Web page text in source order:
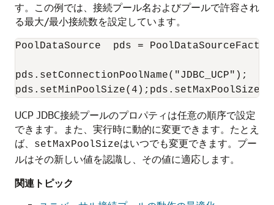
す。この例では、接続プール名およびプールで許容され
る最大/最小接続数を設定しています。
PoolDataSource  pds =
pds.setConnectionPoolName("JDBC_UCP");
UCP JDBC接続プールのプロパティは任意の順序で設定
できます。また、実行時に動的に変更できます。たとえ
ば、
setMaxPoolSizeはいつでも変更できます。プー
ルはその新しい値を認識し、その値に適応します。
関連トピック